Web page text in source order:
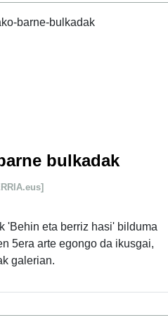
bulkadak
'Behin eta berriz hasi' bilduma
5era arte egongo da ikusgai,
galerian.